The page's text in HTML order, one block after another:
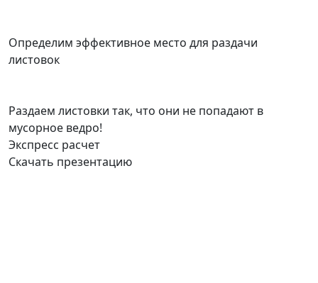
Определим эффективное место для раздачи
листовок
Раздаем листовки так, что они не попадают в
мусорное ведро!
Экспресс расчет
Скачать презентацию